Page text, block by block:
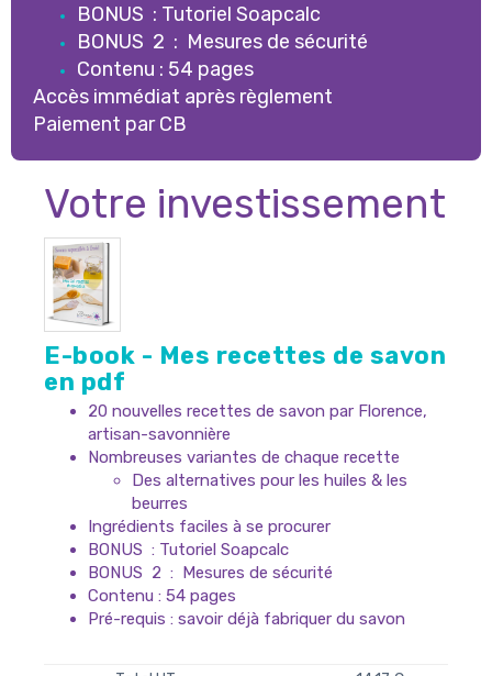
BONUS : Tutoriel Soapcalc
BONUS 2 : Mesures de sécurité
Contenu : 54 pages
Accès immédiat après règlement
Paiement par CB
Votre investissement
E-book - Mes recettes de savon
en pdf
20 nouvelles recettes de savon par Florence,
artisan-savonnière
Nombreuses variantes de chaque recette
Des alternatives pour les huiles & les
beurres
Ingrédients faciles à se procurer
BONUS : Tutoriel Soapcalc
BONUS 2 : Mesures de sécurité
Contenu : 54 pages
Pré-requis : savoir déjà fabriquer du savon